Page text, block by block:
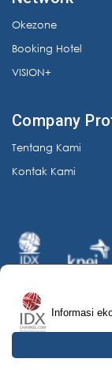
Okezone
Booking Hotel
VISION+
Company
Tentang Kami
Kontak Kami
©
Informasi